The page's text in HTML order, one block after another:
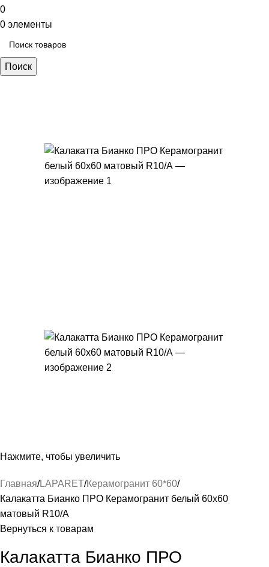
0
0 элементы
Поиск
Нажмите, чтобы увеличить
Главная LAPARET Керамогранит 60*60
Калакатта Бианко ПРО Керамогранит белый 60х60
матовый R10/A
Вернуться к товарам
Калакатта Бианко ПРО